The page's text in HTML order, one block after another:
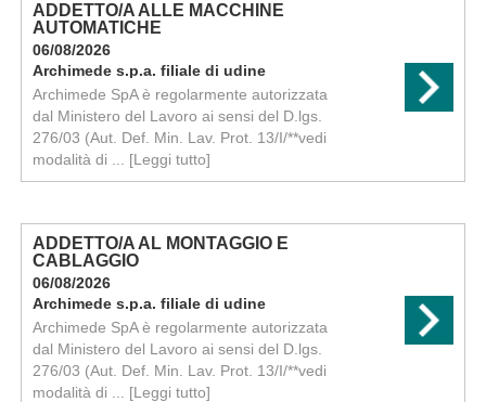
ADDETTO/A ALLE MACCHINE
AUTOMATICHE
06/08/2026
Archimede s.p.a. filiale di udine
Archimede SpA è regolarmente autorizzata
dal Ministero del Lavoro ai sensi del D.lgs.
276/03 (Aut. Def. Min. Lav. Prot. 13/I/**vedi
modalità di ... [Leggi tutto]
ADDETTO/A AL MONTAGGIO E
CABLAGGIO
06/08/2026
Archimede s.p.a. filiale di udine
Archimede SpA è regolarmente autorizzata
dal Ministero del Lavoro ai sensi del D.lgs.
276/03 (Aut. Def. Min. Lav. Prot. 13/I/**vedi
modalità di ... [Leggi tutto]